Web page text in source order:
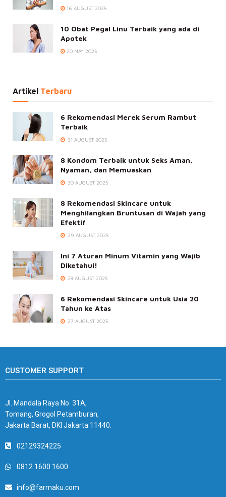
16 AUGUST 2025
10 Obat Pegal Linu Terbaik yang ada di
Apotek
20 MAY 2025
Artikel Terbaru
6 Rekomendasi Merek Serum Rambut
Terbaik
31 AUGUST 2025
8 Kondom Terbaik untuk Seks Aman,
Nyaman, dan Memuaskan
30 AUGUST 2025
8 Rekomendasi Skincare untuk
Menghilangkan Bruntusan di Wajah yang
Efektif
29 AUGUST 2025
Ini 7 Aturan Minum Vitamin yang Wajib
Diketahui!
28 AUGUST 2025
6 Rekomendasi Skincare untuk Usia 20
Tahun ke Atas
27 AUGUST 2025
CUSTOMER SUPPORT
Jl. Mandala Raya No. 31A,
Tomang, Grogol Petamburan,
Jakarta Barat, DKI Jakarta 11440.
02129324225
0812 1600 1600
info@farmaku.com